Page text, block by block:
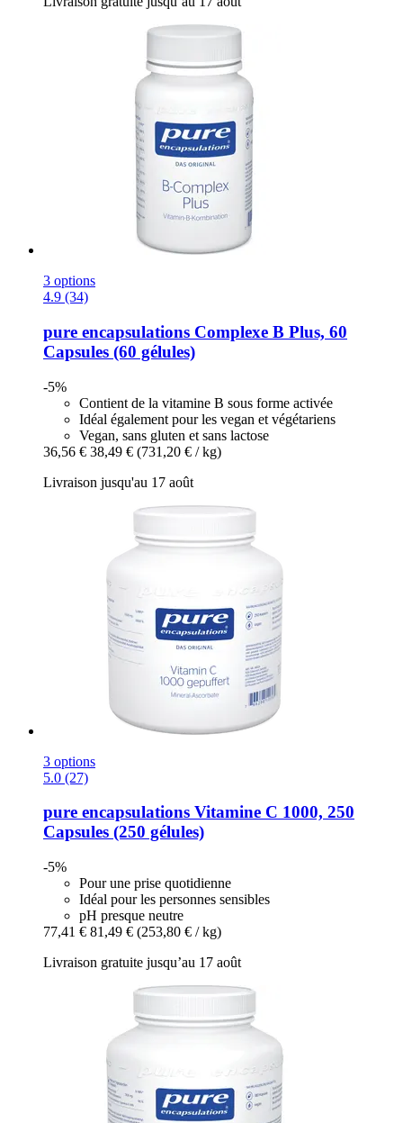
3 options
4.9 (34)
pure encapsulations Complexe B Plus, 60
Capsules (60 gélules)
-5%
Contient de la vitamine B sous forme activée
Idéal également pour les vegan et végétariens
Vegan, sans gluten et sans lactose
36,56 € 38,49 € (731,20 € / kg)
Livraison jusqu'au 17 août
3 options
5.0 (27)
pure encapsulations Vitamine C 1000, 250
Capsules (250 gélules)
-5%
Pour une prise quotidienne
Idéal pour les personnes sensibles
pH presque neutre
77,41 € 81,49 € (253,80 € / kg)
Livraison gratuite jusqu’au 17 août